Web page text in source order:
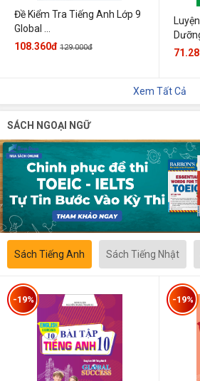
Đề Kiểm Tra Tiếng Anh Lớp 9
Global ...
108.360đ 129.000đ
Xem Tất Cả
SÁCH NGOẠI NGỮ
Sách Tiếng Anh Sách Tiếng Nhật
-19% -19%